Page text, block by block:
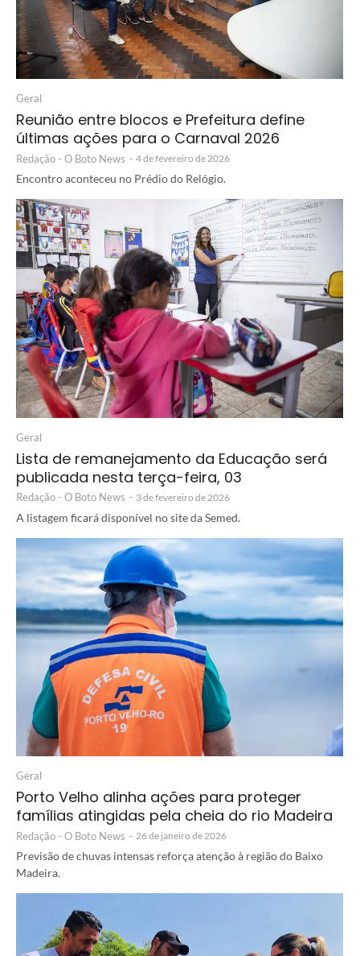
Geral
Reunião entre blocos e Prefeitura define
últimas ações para o Carnaval 2026
Redação - O Boto News - 4 de fevereiro de 2026
Encontro aconteceu no Prédio do Relógio.
Geral
Lista de remanejamento da Educação será
publicada nesta terça-feira, 03
Redação - O Boto News - 3 de fevereiro de 2026
A listagem ficará disponível no site da Semed.
Geral
Porto Velho alinha ações para proteger
famílias atingidas pela cheia do rio Madeira
Redação - O Boto News - 26 de janeiro de 2026
Previsão de chuvas intensas reforça atenção à região do Baixo
Madeira.